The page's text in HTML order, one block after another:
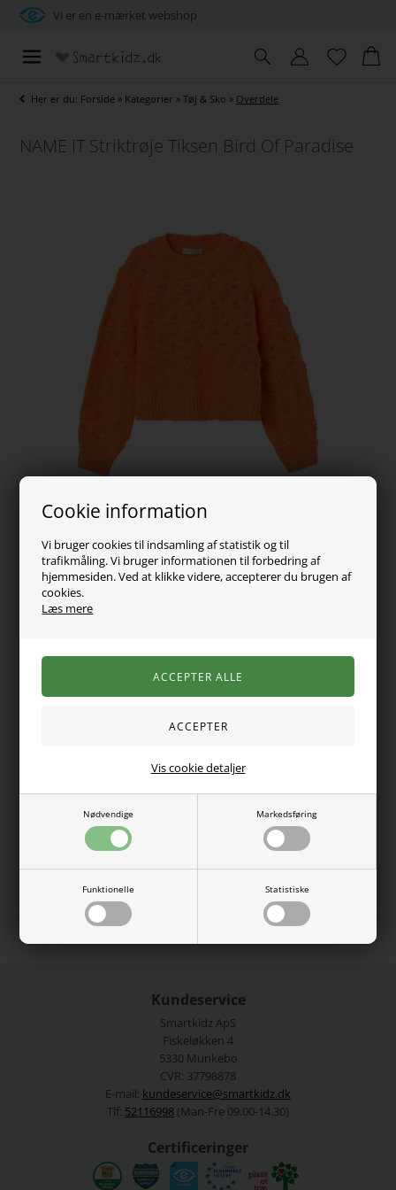
Cookie information
Vi bruger cookies til indsamling af statistik og til
trafikmåling. Vi bruger informationen til forbedring af
hjemmesiden. Ved at klikke videre, accepterer du brugen af
cookies.
Læs mere
Nødvendige Markedsføring
Funktionelle Statistiske
Vis cookie detaljer
Vi er en e-mærket webshop
Her er du: Forside » Kategorier »Tøj & Sko » Overdele
NAME IT Striktrøje Tiksen Bird Of Paradise
259,00
Den blødeste og fineste striktrøje fra name it. Den kommer
ved ærmer, halsudskæring og nederste kant på trøjen.
65% genanvendt polyester. 20% akryl, 10% nylon, 5% uld.
Vaskes ved 40 grader.
Varenummer:13225318-4388232
Kundeservice
Smartkidz ApS
Fiskeløkken 4
5330 Munkebo
CVR: 37798878
E-mail: kundeservice@smartkidz.dk
Tlf: 52116998 (Man-Fre 09.00-14.30)
Certificeringer